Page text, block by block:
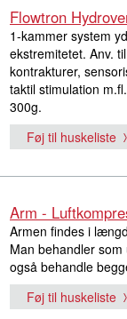
Flowtron
1-kammer system
ekstremitetet. Anv.
kontrakturer,
taktil stimulation
300g.
Føj til huskeliste
Arm -
Armen findes i
Man behandler
også behandle
Føj til huskeliste